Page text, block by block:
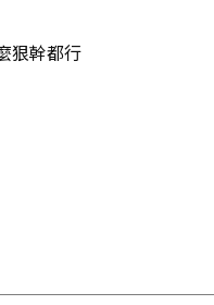
狠幹都行